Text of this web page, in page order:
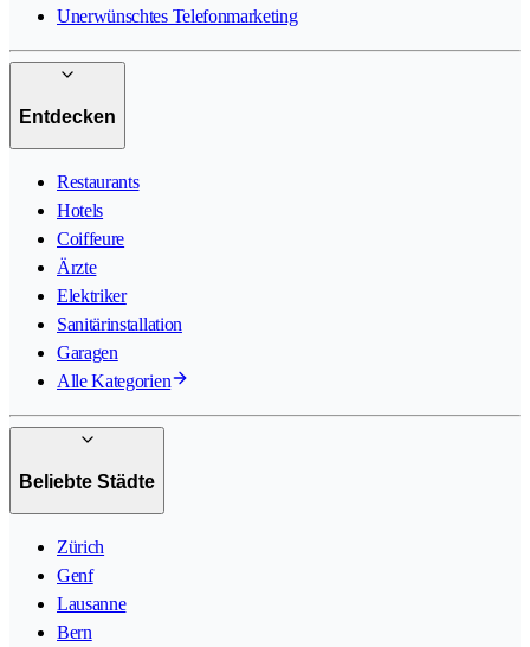
Unerwünschtes Telefonmarketing
Entdecken
Restaurants
Hotels
Coiffeure
Ärzte
Elektriker
Sanitärinstallation
Garagen
Alle Kategorien
Beliebte Städte
Zürich
Genf
Lausanne
Bern